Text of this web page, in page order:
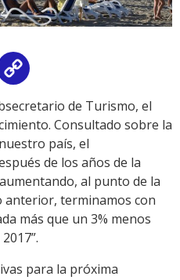
Link de Turismo, el
Consultado sobre la
país, el
de los años de la
al punto de la
terminamos con
más que un 3% menos
para la próxima